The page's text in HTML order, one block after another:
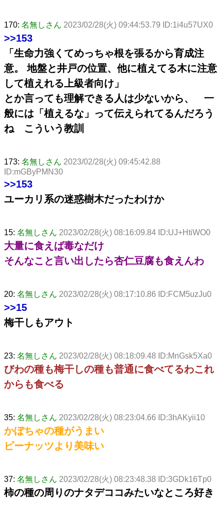
170: 名無しさん 2023/02/28(火) 09:44:53.79 ID:1i4u57UX0
>>153
「生命力強くてめっちゃ根を張るから育成注
意。 地盤と井戸の位置、他に植えてる木に注意
して植えれる上級者向け」
とか言っても理解できる人は少ないから、 一
般には「植えるな」って伝えられてるんだろう
ね こういう教訓
173: 名無しさん 2023/02/28(火) 09:45:42.88
ID:mGByPMN30
>>153
ユーカリ系の迷惑樹木だったわけか
15: 名無しさん 2023/02/28(火) 08:16:09.84 ID:UJ+HtiWO0
大量に食えば毒なだけ
そんなこと言い出したら杏仁豆腐も食えんわ
20: 名無しさん 2023/02/28(火) 08:17:10.86 ID:FCM5uzJu0
>>15
梅干しもアウト
23: 名無しさん 2023/02/28(火) 08:18:09.48 ID:MnGsk5Xa0
びわの種も梅干しの種も普通に食べてるわこれ
からも食べる
35: 名無しさん 2023/02/28(火) 08:23:04.66 ID:3hAKyii10
かぼちゃの種がうまい
ピーナッツより美味い
37: 名無しさん 2023/02/28(火) 08:23:48.38 ID:3GDk16Tp0
柿の種の周りのナタデココみたいなところ好き